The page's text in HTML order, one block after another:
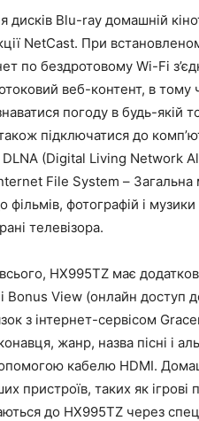
дисків Blu-ray домашній
NetCast. При
по бездротовому Wi-Fi
веб-контент, в тому
погоду в будь-якій
підключатися до
DLNA (Digital Living Network
File System –
фільмів, фотографій і
телевізора.
HX995TZ має
Bonus View (онлайн доступ
з інтернет-сервісом
жанр, назва пісні і
кабелю HDMI.
пристроїв, таких як
до HX995TZ через